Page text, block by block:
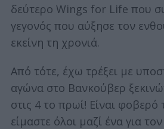
δεύτερο Wings for Life που
γεγονός που αύξησε τον
εκείνη τη χρονιά.
Από τότε, έχω τρέξει με
αγώνα στο Βανκούβερ
στις 4 το πρωί! Είναι
είμαστε όλοι μαζί ένα για